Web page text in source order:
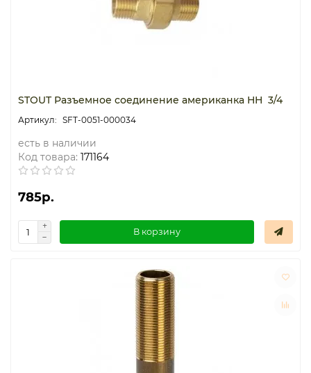
STOUT Разъемное соединение американка НН 3/4
SFT-0051-000034
есть в наличии
Код товара: 171164
785р.
В корзину